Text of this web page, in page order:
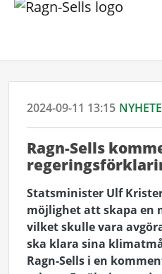
2024-09-11 13:15
Ragn-Sells
Statsminister Ulf
möjlighet att skapa en
vilket skulle vara
ska klara sina
Ragn-Sells i en